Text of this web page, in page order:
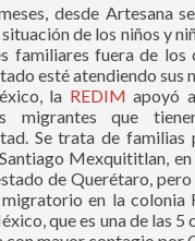
desde Artesana
de los niños y
familiares fuera de los
esté atendiendo sus
la REDIM apoyó
migrantes que
Se trata de familias
Mexquititlan,
de Querétaro,
en la colonia
que es una de las 5